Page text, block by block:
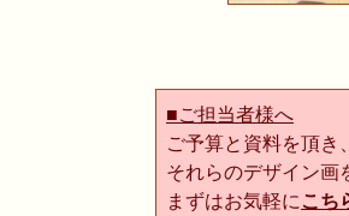
■ご担当者様へ
ご予算と資料を頂
それらのデザイン画
まずはお気軽にこち